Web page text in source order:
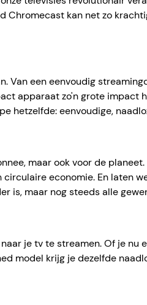
kan net zo
Van een eenvoudig
apparaat zo'n grote impact
hetzelfde: eenvoudige,
maar ook voor de
economie. En laten
is, maar nog steeds alle
je tv te streamen. Of je nu
model krijg je dezelfde